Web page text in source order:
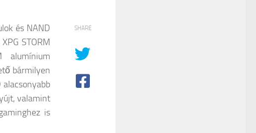
és NAND
STORM
alumínium
bármilyen
valamint
is
SHARE